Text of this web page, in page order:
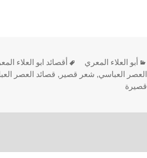
أبو العلاء المعري أقصائد ابو العلاء
العصر العباسي, شعر قصير , قصائد العصر
قصيرة